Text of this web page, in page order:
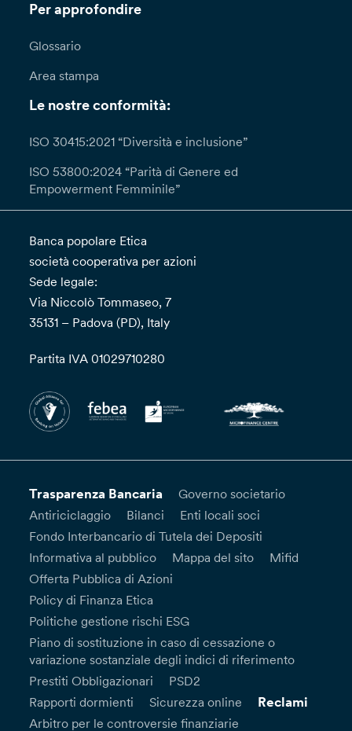
Per approfondire
Glossario
Area stampa
Le nostre conformità:
ISO 30415:2021 “Diversità e inclusione”
ISO 53800:2024 “Parità di Genere ed
Empowerment Femminile”
Banca popolare Etica
società cooperativa per azioni
Sede legale:
Via Niccolò Tommaseo, 7
35131 – Padova (PD), Italy
Partita IVA 01029710280
Trasparenza Bancaria
Governo societario
Antiriciclaggio
Bilanci
Enti locali soci
Fondo Interbancario di Tutela dei Depositi
Informativa al pubblico
Mappa del sito
Mifid
Offerta Pubblica di Azioni
Policy di Finanza Etica
Politiche gestione rischi ESG
Piano di sostituzione in caso di cessazione o
variazione sostanziale degli indici di riferimento
Prestiti Obbligazionari
PSD2
Rapporti dormienti
Sicurezza online Reclami
Arbitro per le controversie finanziarie